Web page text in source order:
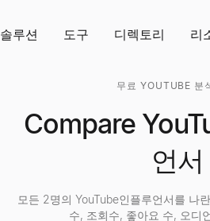
솔루션 도구 디렉토리 리
무료 YOUTUBE 분
Compare
언서
모든 2명의 YouTube인플루언서를 나
수, 조회수, 좋아요 수, 오디